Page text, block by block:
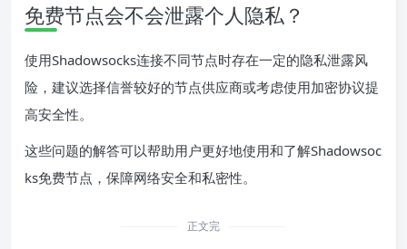
免费节点会不会泄露个人隐私？
使用Shadowsocks连接不同节点时存在一定的隐私泄露风
险，建议选择信誉较好的节点供应商或考虑使用加密协议提
高安全性。
这些问题的解答可以帮助用户更好地使用和了解Shadowsoc
ks免费节点，保障网络安全和私密性。
正文完